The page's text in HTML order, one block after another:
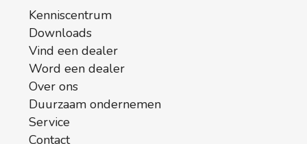
Kenniscentrum
Downloads
Vind een dealer
Word een dealer
Over ons
Duurzaam ondernemen
Service
Contact